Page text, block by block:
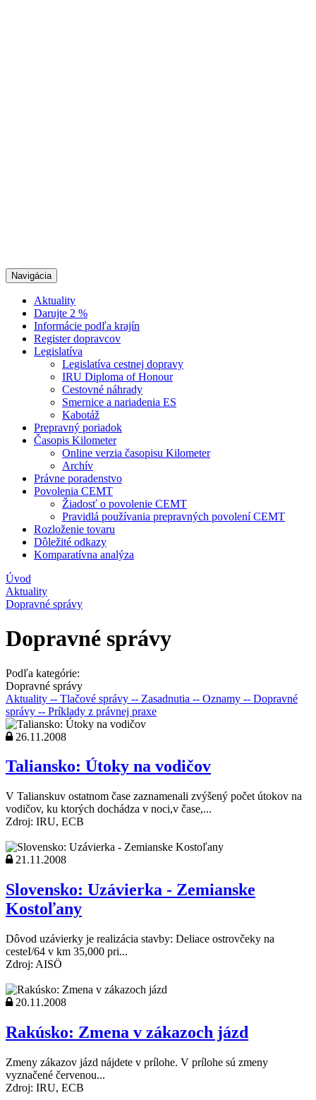
Navigácia
Aktuality
Darujte 2 %
Informácie podľa krajín
Register dopravcov
Legislatíva
Legislatíva cestnej dopravy
IRU Diploma of Honour
Cestovné náhrady
Smernice a nariadenia ES
Kabotáž
Prepravný poriadok
Časopis Kilometer
Online verzia časopisu Kilometer
Archív
Právne poradenstvo
Povolenia CEMT
Žiadosť o povolenie CEMT
Pravidlá používania prepravných povolení CEMT
Rozloženie tovaru
Dôležité odkazy
Komparatívna analýza
Úvod
Aktuality
Dopravné správy
Dopravné správy
Podľa kategórie:
Dopravné správy
Aktuality -- Tlačové správy -- Zasadnutia -- Oznamy -- Dopravné
správy -- Príklady z právnej praxe
26.11.2008
Taliansko: Útoky na vodičov
V Talianskuv ostatnom čase zaznamenali zvýšený počet útokov na
vodičov, ku ktorých dochádza v noci,v čase,...
Zdroj: IRU, ECB
21.11.2008
Slovensko: Uzávierka - Zemianske
Kostoľany
Dôvod uzávierky je realizácia stavby: Deliace ostrovčeky na
cesteI/64 v km 35,000 pri...
Zdroj: AISÖ
20.11.2008
Rakúsko: Zmena v zákazoch jázd
Zmeny zákazov jázd nájdete v prílohe. V prílohe sú zmeny
vyznačené červenou...
Zdroj: IRU, ECB